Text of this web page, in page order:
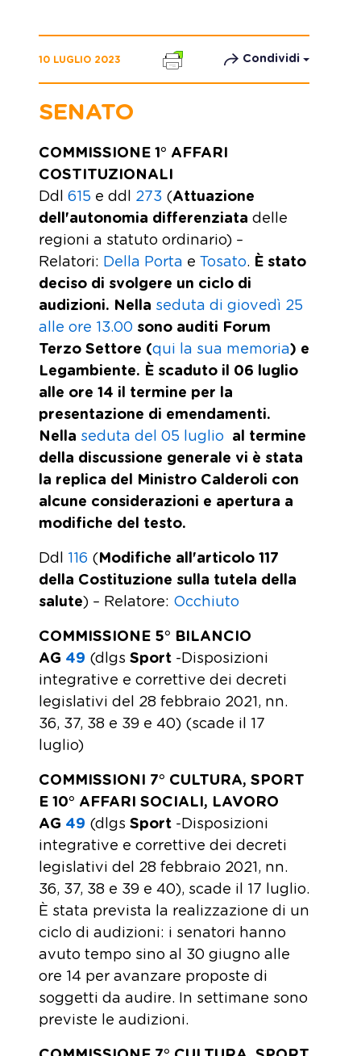
10 LUGLIO 2023 Condividi
SENATO
COMMISSIONE 1° AFFARI
COSTITUZIONALI
Ddl 615 e ddl 273 (Attuazione
dell'autonomia differenziata delle
regioni a statuto ordinario) –
Relatori: Della Porta e Tosato. È stato
deciso di svolgere un ciclo di
audizioni. Nella seduta di giovedì 25
alle ore 13.00 sono auditi Forum
Terzo Settore (qui la sua memoria) e
Legambiente. È scaduto il 06 luglio
alle ore 14 il termine per la
presentazione di emendamenti.
Nella seduta del 05 luglio al termine
della discussione generale vi è stata
la replica del Ministro Calderoli con
alcune considerazioni e apertura a
modifiche del testo.
Ddl 116 ( Modifiche all'articolo 117
della Costituzione sulla tutela della
salute) – Relatore: Occhiuto
COMMISSIONE 5° BILANCIO
AG 49 (dlgs Sport -Disposizioni
integrative e correttive dei decreti
legislativi del 28 febbraio 2021, nn.
36, 37, 38 e 39 e 40) (scade il 17
luglio)
COMMISSIONI 7° CULTURA, SPORT
E 10° AFFARI SOCIALI, LAVORO
AG 49 (dlgs Sport -Disposizioni
integrative e correttive dei decreti
legislativi del 28 febbraio 2021, nn.
36, 37, 38 e 39 e 40), scade il 17 luglio.
È stata prevista la realizzazione di un
ciclo di audizioni: i senatori hanno
avuto tempo sino al 30 giugno alle
ore 14 per avanzare proposte di
soggetti da audire. In settimane sono
previste le audizioni.